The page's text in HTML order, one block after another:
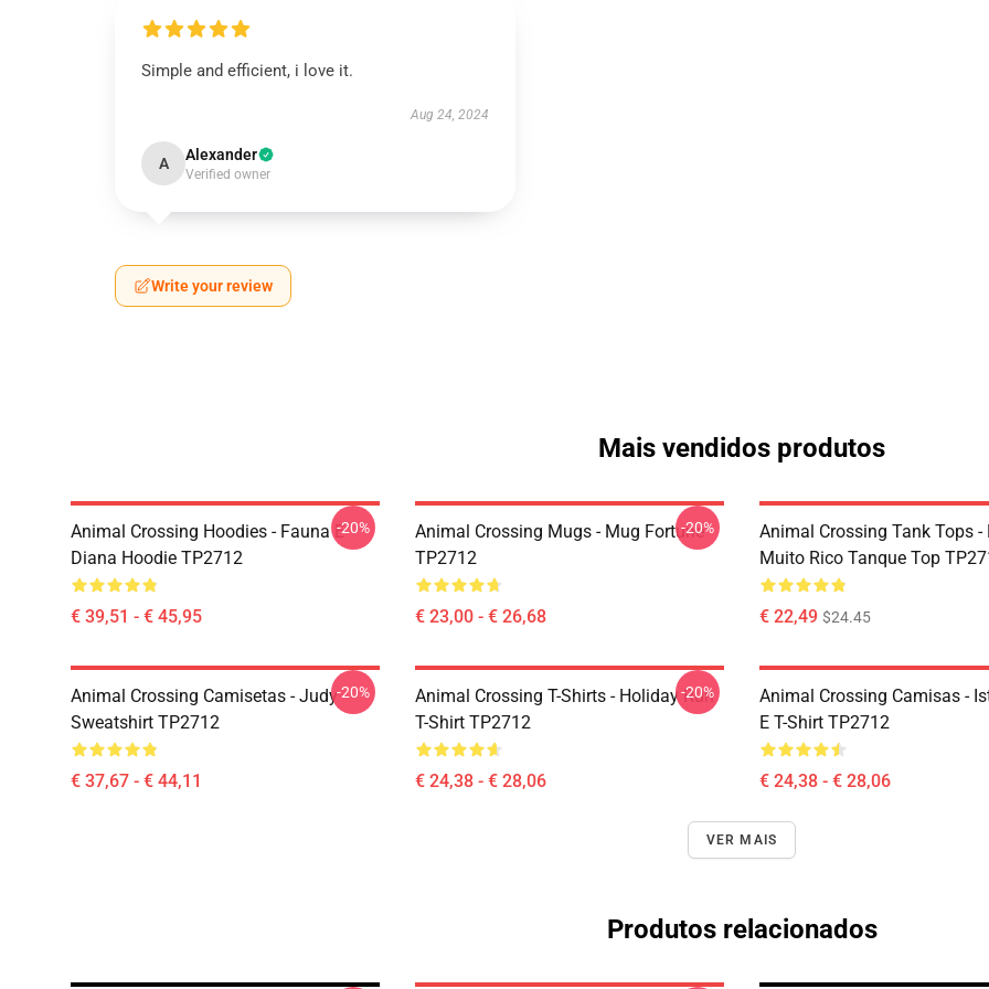
Simple and efficient, i love it.
Aug 24, 2024
A Alexander
Verified owner
Write your review
Mais vendidos produtos
Animal Crossing Hoodies - Fauna E
Diana Hoodie TP2712
€ 39,51 - € 45,95
-20%
Animal Crossing Mugs - Mug Fortune
TP2712
€ 23,00 - € 26,68
-20%
Animal Crossing Tank Tops -
Muito Rico Tanque Top
€ 22,49 $24.45
Animal Crossing Camisetas - Judy
Sweatshirt TP2712
€ 37,67 - € 44,11
-20%
Animal Crossing T-Shirts - Holiday Run
T-Shirt TP2712
€ 24,38 - € 28,06
-20%
Animal Crossing Camisas -
E T-Shirt TP2712
€ 24,38 - € 28,06
VER MAIS
Produtos relacionados